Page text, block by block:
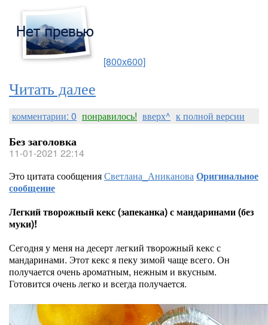
[800x600]
Читать далее
комментарии: 0 понравилось! вверх^ к полной версии
Без заголовка
11-01-2021 22:14
Это цитата сообщенияСветлана_АникановаОригинальное
сообщение
Легкий творожный кекс (запеканка) с мандаринами (без
муки)!
Сегодня у меня на десерт легкий творожный кекс с
мандаринами. Этот кекс я пеку зимой чаще всего. Он
получается очень ароматным, нежным и вкусным.
Готовится очень легко и всегда получается.